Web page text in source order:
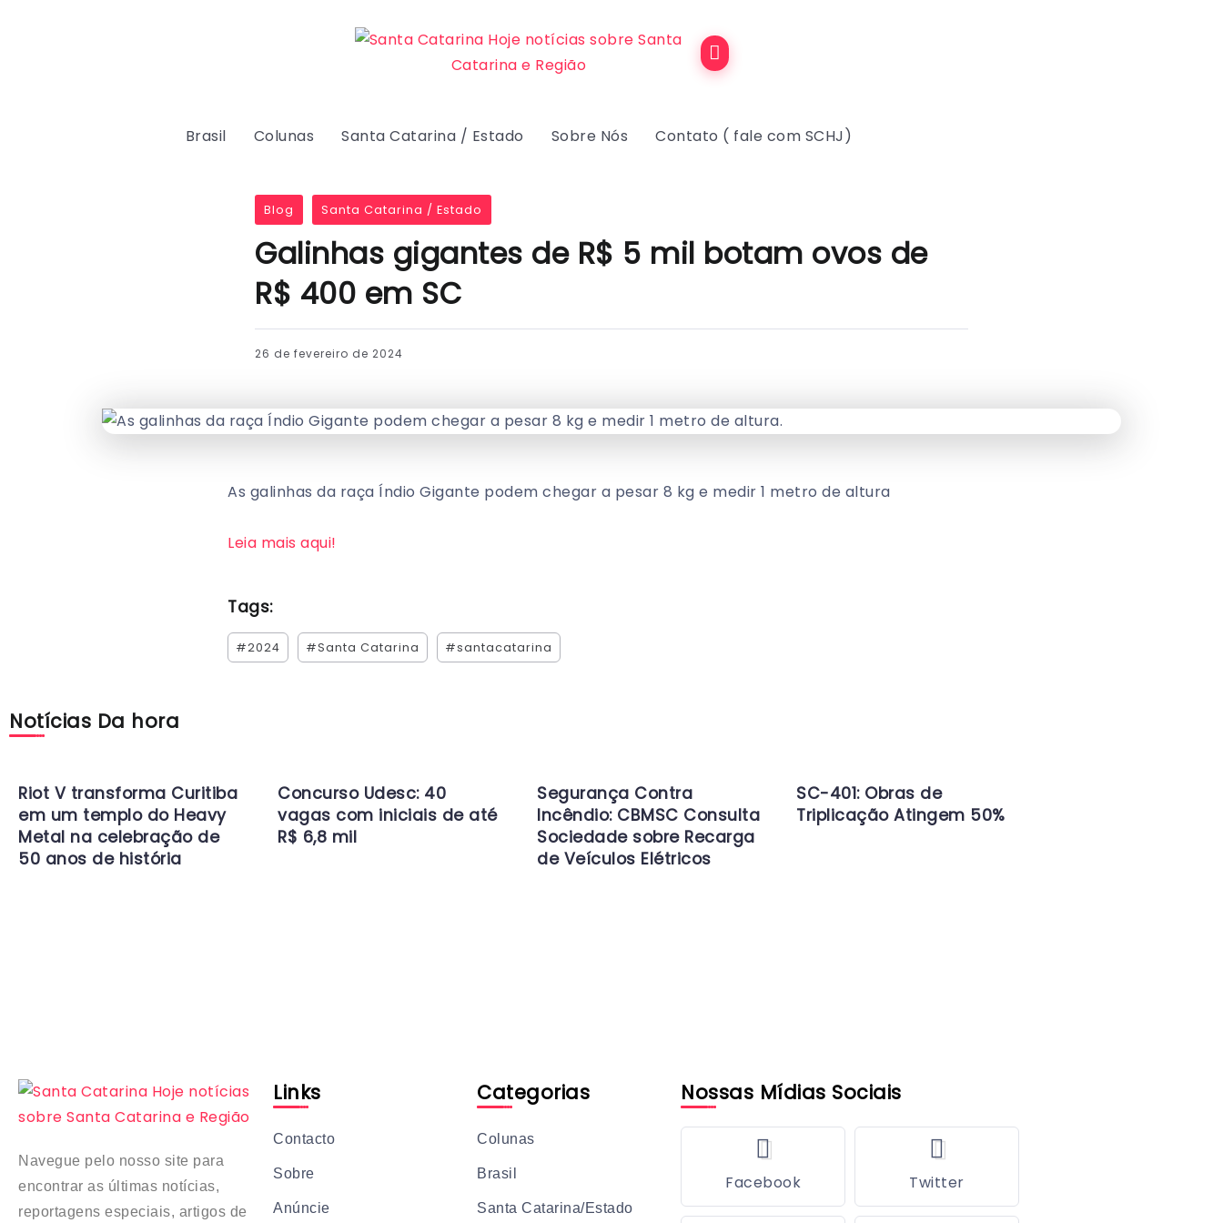
Brasil Colunas Santa Catarina / Estado Sobre Nós Contato ( fale com SCHJ)
Blog Santa Catarina / Estado
Galinhas gigantes de R$ 5 mil botam ovos de
R$ 400 em SC
26 de fevereiro de 2024
As galinhas da raça Índio Gigante podem chegar a pesar 8 kg e medir 1 metro de altura
Leia mais aqui!
Tags:
#2024 #Santa Catarina #santacatarina
Notícias Da hora
Riot V transforma Curitiba
em um templo do Heavy
Metal na celebração de
50 anos de história
Concurso Udesc: 40
vagas com iniciais de até
R$ 6,8 mil
Segurança Contra
Incêndio: CBMSC Consulta
Sociedade sobre Recarga
de Veículos Elétricos
SC-401: Obras de
Triplicação Atingem 50%
Navegue pelo nosso site para
encontrar as últimas notícias,
reportagens especiais, artigos de
Links
Contacto
Sobre
Anúncie
Categorias
Colunas
Brasil
Santa Catarina/Estado
Nossas Mídias Sociais
Facebook Twitter